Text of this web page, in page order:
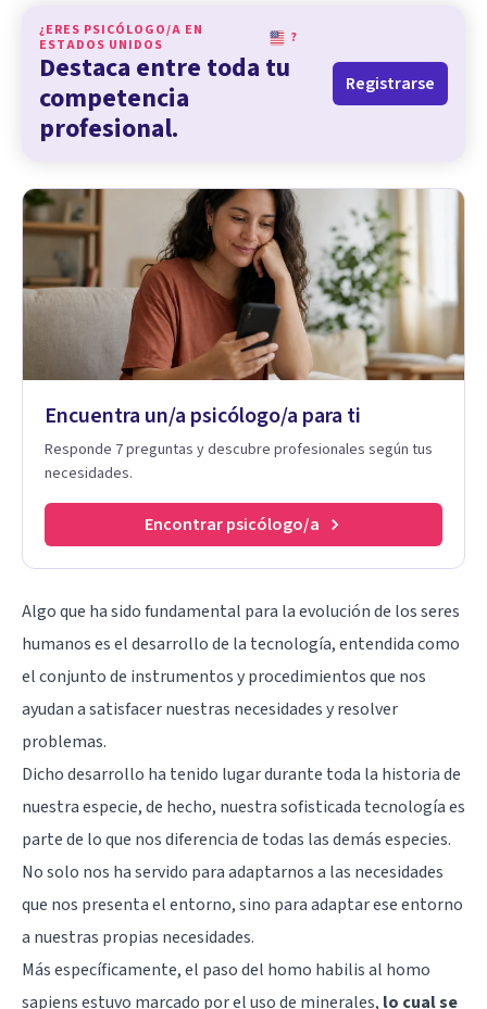
¿ERES PSICÓLOGO/A EN
ESTADOS UNIDOS
?
Destaca entre toda tu
competencia
profesional.
Registrarse
Encuentra un/a psicólogo/a para ti
Responde 7 preguntas y descubre profesionales según tus
necesidades.
Encontrar psicólogo/a
Algo que ha sido fundamental para la evolución de los seres
humanos es el desarrollo de la tecnología, entendida como
el conjunto de instrumentos y procedimientos que nos
ayudan a satisfacer nuestras necesidades y resolver
problemas.
Dicho desarrollo ha tenido lugar durante toda la historia de
nuestra especie, de hecho, nuestra sofisticada tecnología es
parte de lo que nos diferencia de todas las demás especies.
No solo nos ha servido para adaptarnos a las necesidades
que nos presenta el entorno, sino para adaptar ese entorno
a nuestras propias necesidades.
Más específicamente, el paso del homo habilis al homo
sapiens estuvo marcado por el uso de minerales, lo cual se